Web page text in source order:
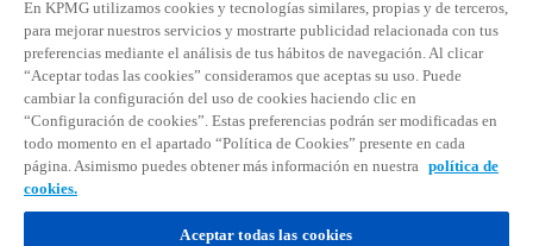
v
a
Carreras
s
e
b
s
e
b
r
s
e
b
r
s
e
b
r
s
e
b
s
e
a
b
Aviso legal Privacidad Política de cookies
© 2026 KPMG, S.A., sociedad anónima española y firma miembro de la
En KPMG utilizamos cookies y tecnologías similares, propias y de terceros,
para mejorar nuestros servicios y mostrarte publicidad relacionada con tus
preferencias mediante el análisis de tus hábitos de navegación. Al clicar
“Aceptar todas las cookies” consideramos que aceptas su uso. Puede
cambiar la configuración del uso de cookies haciendo clic en
“Configuración de cookies”. Estas preferencias podrán ser modificadas en
todo momento en el apartado “Política de Cookies” presente en cada
página. Asimismo puedes obtener más información en nuestra política de
cookies.
Aceptar todas las cookies